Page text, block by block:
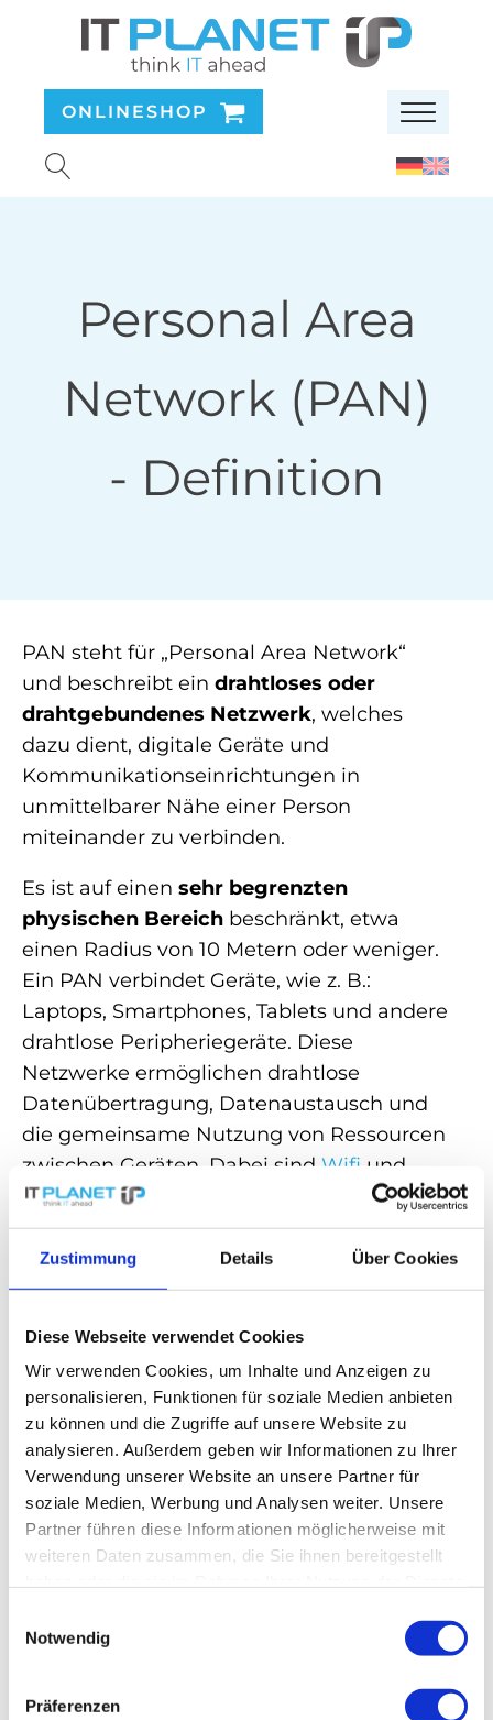
Zustimmung Details Über Cookies
Diese Webseite verwendet Cookies
Wir verwenden Cookies, um Inhalte und Anzeigen zu
personalisieren, Funktionen für soziale Medien anbieten
zu können und die Zugriffe auf unsere Website zu
analysieren. Außerdem geben wir Informationen zu Ihrer
Verwendung unserer Website an unsere Partner für
soziale Medien, Werbung und Analysen weiter. Unsere
Partner führen diese Informationen möglicherweise mit
weiteren Daten zusammen, die Sie ihnen bereitgestellt
Notwendig
Präferenzen
ONLINESHOP
Personal Area
Network (PAN)
- Definition
PAN steht für „Personal Area Network“
und beschreibt ein drahtloses oder
drahtgebundenes Netzwerk, welches
dazu dient, digitale Geräte und
Kommunikationseinrichtungen in
unmittelbarer Nähe einer Person
miteinander zu verbinden.
Es ist auf einen sehr begrenzten
physischen Bereich beschränkt, etwa
einen Radius von 10 Metern oder weniger.
Ein PAN verbindet Geräte, wie z. B.:
Laptops, Smartphones, Tablets und andere
drahtlose Peripheriegeräte. Diese
Netzwerke ermöglichen drahtlose
Datenübertragung, Datenaustausch und
die gemeinsame Nutzung von Ressourcen
zwischen Geräten. Dabei sind Wifi und
Bluetooth häufig verwendete Protokolle
für die Implementierung eines PANs, da es
eine einfache und kostengünstige
Möglichkeit ist, Geräte miteinander zu
PANs spielen eine wichtige Rolle in der
Vernetzung persönlicher Geräteund
erleichtern die nahtlose Kommunikation
und Datenaustausch zwischen
verschiedenen Anwendungsbereichen,
von der Unterhaltungselektronik bis hin zu
Geschäftskommunikation.